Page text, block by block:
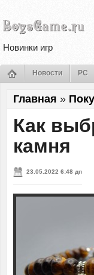
Новинки игр
Новости PC
Главная »
Как
камня
23.05.2022 6:48 дп